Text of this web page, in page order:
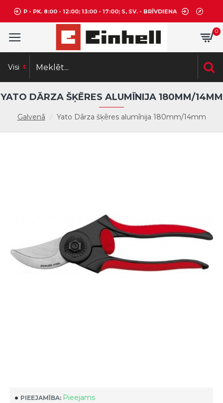
P - PK. 8:00 - 12:00; 13:00 - 17:00; S, SV. - BRĪVDIENA
0
Visi
Galvenā Yato Dārza šķēres alumīnija 180mm/14mm
YATO DĀRZA ŠĶĒRES ALUMĪNIJA 180MM/14MM
PIEEJAMĪBA: Pieejams